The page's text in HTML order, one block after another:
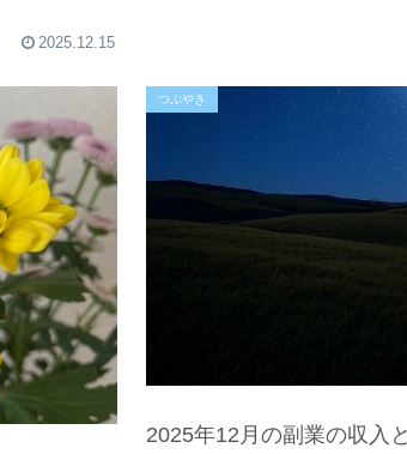
2025.12.15
つぶやき
2025年12月の副業の収入